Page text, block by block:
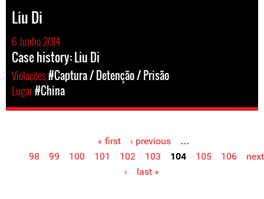
Liu Di
6 Junho 2014
Case history: Liu Di
Violações#Captura / Detenção / Prisão
Lugar#China
Pages « first ‹ previous
…
98
99 100 101 102 103 104 105 106
next
›
last »